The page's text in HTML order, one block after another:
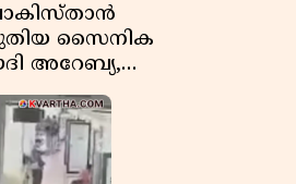
സൈനിക
അറേബ്യ,
ഇറാൻ